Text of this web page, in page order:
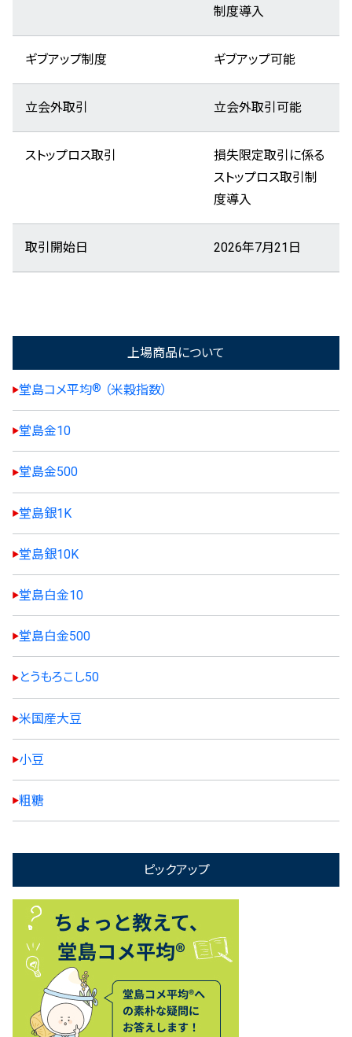
制度導入
ギブアップ制度 ギブアップ可能
立会外取引 立会外取引可能
ストップロス取引
損失限定取引に係る
ストップロス取引制
度導入
取引開始日 2026年7月21日
上場商品について
堂島コメ平均® （米穀指数）
堂島金10
堂島金500
堂島銀1K
堂島銀10K
堂島白金10
堂島白金500
とうもろこし50
米国産大豆
小豆
粗糖
ピックアップ